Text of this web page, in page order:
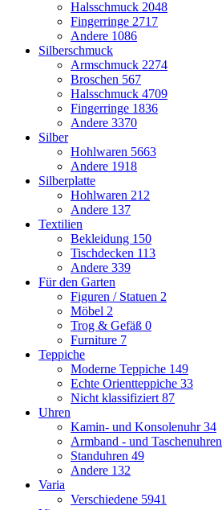
Halsschmuck 2048
Fingerringe 2717
Andere 1086
Silberschmuck
Armschmuck 2274
Broschen 567
Halsschmuck 4709
Fingerringe 1836
Andere 3370
Silber
Hohlwaren 5663
Andere 1918
Silberplatte
Hohlwaren 212
Andere 137
Textilien
Bekleidung 150
Tischdecken 113
Andere 339
Für den Garten
Figuren / Statuen 2
Möbel 2
Trog & Gefäß 0
Furniture 7
Teppiche
Moderne Teppiche 149
Echte Orientteppiche 33
Nicht klassifiziert 87
Uhren
Kamin- und Konsolenuhr34
Armband - und Taschenuhren
Standuhren 49
Andere 132
Varia
Verschiedene 5941